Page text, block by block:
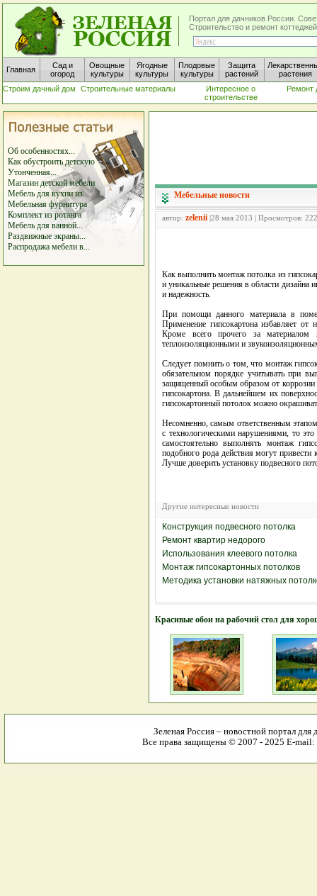
Портал для дачников России.
Строительство и ремонт
Главная
Сад и
огород
Овощные
культуры
Ягодные
культуры
Плодовые
культуры
Защита
растений
растения
Строим дачный дом
Строительные материалы
Интересное о
строительстве
Ремонт
Об особенностях...
Как обустроить детскую
Утонченная...
Магазин детской мебели
Мебель для кухни из...
Мебельная фурнитура
Комплект из ротанга
Мебель для ванной...
Раздвижные экраны...
Распродажа мебели в...
Мебельные новости
автор: zelenii |28 мая 2013 | Просмотров:
Как выполнить монтаж потолка из
и уникальные решения в области дизайна
и надежность.
При помощи данного материала в
Применение гипсокартона избавляет от
Кроме всего прочего за материалом
теплоизоляционными и
Следует помнить о том, что монтаж
обязательном порядке учитывать при
защищенный особым образом от коррозии
гипсокартона. В дальнейшем их
гипсокартонный потолок можно
Несомненно, самым ответственным
с технологическими нарушениями, то
самостоятельно выполнять монтаж
подобного рода действия могут
Лучше доверить установку подвесного
Другие интересные новости
Конструкция подвесного потолка
Ремонт квартир недорого
Использования клеевого потолка
Монтаж гипсокартонных потолков
Методика установки натяжных
Красивые обои на рабочий стол для
Зеленая Россия – новостной портал для
Все права защищены © 2007 - 2025 E-mail: